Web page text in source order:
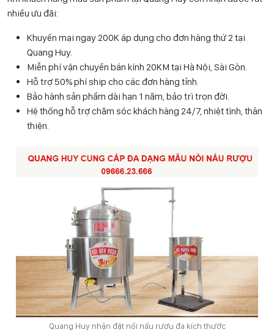
nhiều ưu đãi:
Khuyến mại ngay 200K áp dụng cho đơn hàng thứ 2 tại
Quang Huy.
Miễn phí vận chuyển bán kính 20KM tại Hà Nội, Sài Gòn.
Hỗ trợ 50% phí ship cho các đơn hàng tỉnh.
Bảo hành sản phẩm dài hạn 1 năm, bảo trì trọn đời.
Hệ thống hỗ trợ chăm sóc khách hàng 24/7, nhiệt tình, thân
thiện.
Quang Huy nhận đặt nồi nấu rượu đa kích thước